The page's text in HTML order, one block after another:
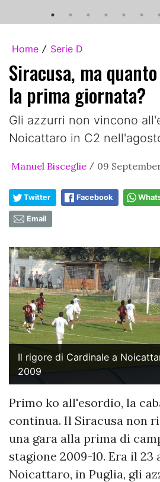
Home / Serie D
Siracusa, ma
la prima giornata?
Gli azzurri non vincono
Noicattaro in C2
Manuel Bisceglie / 09
Twitter Facebook
Email
Il rigore di Cardinale a
2009
Primo ko all'esordio, la
continua. Il Siracusa non
una gara alla prima di
stagione 2009-10. Era il 23
Noicattaro, in Puglia, gli